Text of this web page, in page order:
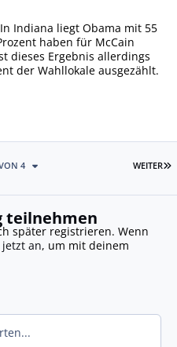
Indiana liegt Obama mit 55
haben für McCain
dieses Ergebnis allerdings
der Wahllokale ausgezählt.
WEITER
4
teilnehmen
später registrieren. Wenn
an, um mit deinem